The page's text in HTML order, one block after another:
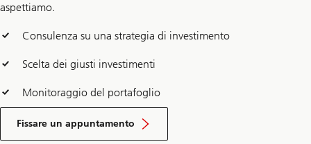
aspettiamo.
Consulenza su una strategia di investimento
Scelta dei giusti investimenti
Monitoraggio del portafoglio
Fissare un appuntamento